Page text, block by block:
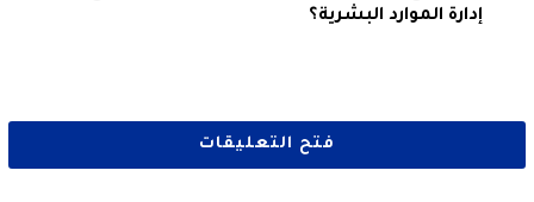
إدارة الموارد البشرية؟
فتح التعليقات